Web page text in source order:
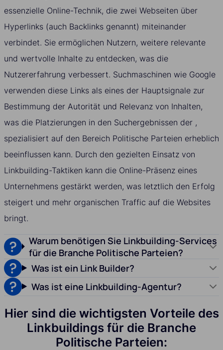
essenzielle Online-Technik, die zwei Webseiten über
Hyperlinks (auch Backlinks genannt) miteinander
verbindet. Sie ermöglichen Nutzern, weitere relevante
und wertvolle Inhalte zu entdecken, was die
Nutzererfahrung verbessert. Suchmaschinen wie Google
verwenden diese Links als eines der Hauptsignale zur
Bestimmung der Autorität und Relevanz von Inhalten,
was die Platzierungen in den Suchergebnissen der ,
spezialisiert auf den Bereich Politische Parteien erheblich
beeinflussen kann. Durch den gezielten Einsatz von
Linkbuilding-Taktiken kann die Online-Präsenz eines
Unternehmens gestärkt werden, was letztlich den Erfolg
steigert und mehr organischen Traffic auf die Websites
bringt.
Warum benötigen Sie Linkbuilding-Services
für die Branche Politische Parteien?
Was ist ein Link Builder?
Was ist eine Linkbuilding-Agentur?
Hier sind die wichtigsten Vorteile des
Linkbuildings für die Branche
Politische Parteien: